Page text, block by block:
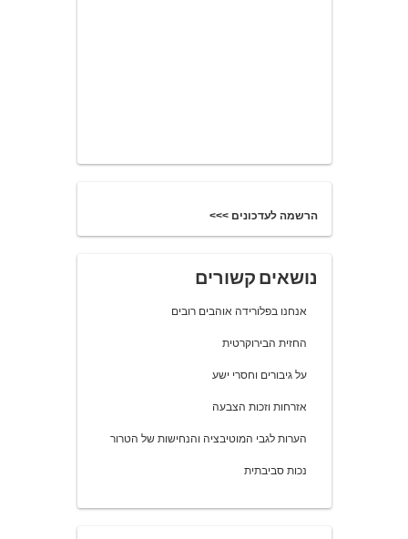
הרשמה לעדכונים >>>
נושאים קשורים
אנחנו בפלורידה אוהבים רובים
החזית הבירוקרטית
על גיבורים וחסרי ישע
אזרחות וזכות הצבעה
הערות לגבי המוטיבציה והנחישות של הטרור
נכות סביבתית